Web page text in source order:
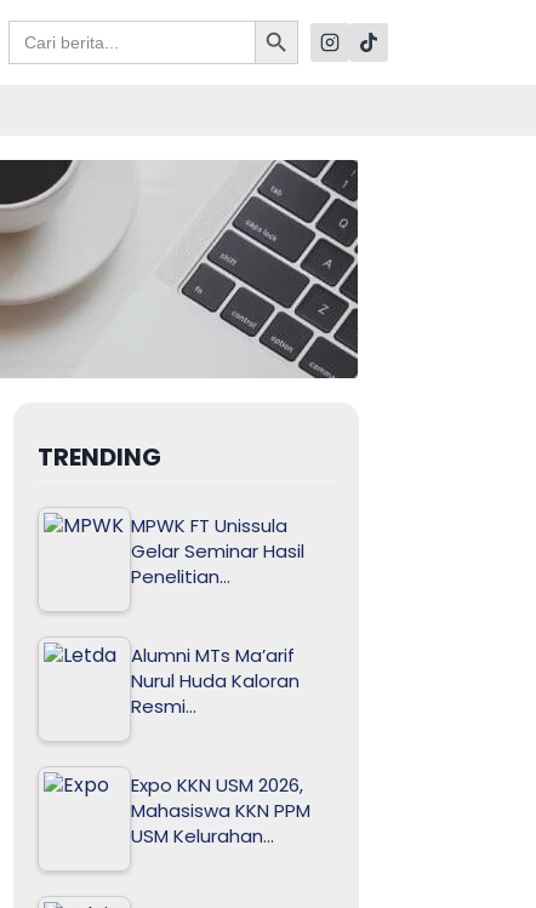
Search
for:
Search Button
TRENDING
MPWK FT Unissula
Gelar Seminar Hasil
Penelitian…
Alumni MTs Ma’arif
Nurul Huda Kaloran
Resmi…
Expo KKN USM 2026,
Mahasiswa KKN PPM
USM Kelurahan…